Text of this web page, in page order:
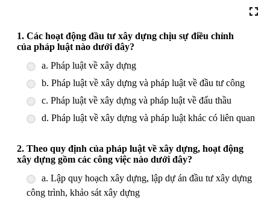
1. Các hoạt động đầu tư xây dựng chịu sự điều chỉnh
của pháp luật nào dưới đây?
a. Pháp luật về xây dựng
b. Pháp luật về xây dựng và pháp luật về đầu tư công
c. Pháp luật về xây dựng và pháp luật về đấu thầu
d. Pháp luật về xây dựng và pháp luật khác có liên quan
2. Theo quy định của pháp luật về xây dựng, hoạt động
xây dựng gồm các công việc nào dưới đây?
a. Lập quy hoạch xây dựng, lập dự án đầu tư xây dựng
công trình, khảo sát xây dựng